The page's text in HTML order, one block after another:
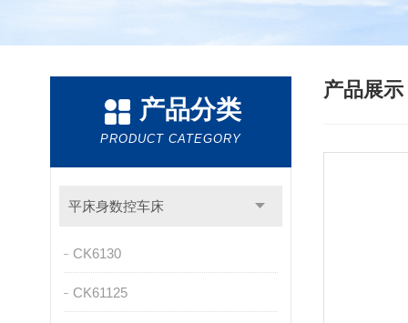
产品分类
PRODUCT CATEGORY
平床身数控车床
CK6130
CK61125
产品展示